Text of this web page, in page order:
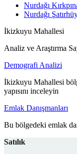
Nurdağı
Nurdağı
İkizkuyu Mahallesi
Analiz ve Araştırma
Demografi Analizi
İkizkuyu Mahallesi
yapısını inceleyin
Emlak Danışmanları
Bu bölgedeki emlak
Satılık